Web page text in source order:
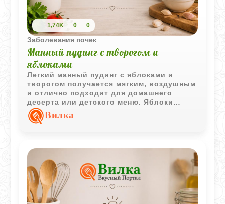
1,74K 0 0
Заболевания почек
Манный пудинг с творогом и
яблоками
Легкий манный пудинг с яблоками и
творогом получается мягким, воздушным
и отлично подходит для домашнего
десерта или детского меню. Яблоки
делают вкус свежим и слегка фруктовым.
Вилка